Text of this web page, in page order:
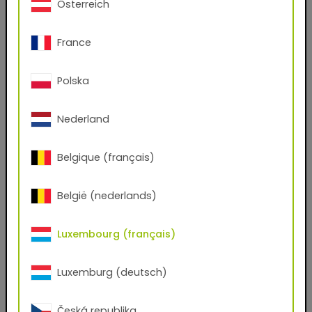
Oui Non
Prénom
Email
Numéro de téléphone
Ville
Österreich
France
Polska
Nederland
Belgique (français)
België (nederlands)
Luxembourg (français)
Luxemburg (deutsch)